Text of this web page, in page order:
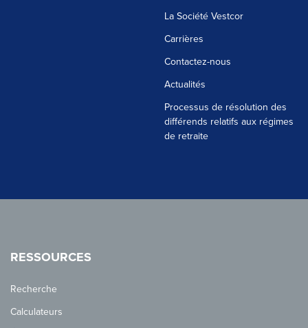
La Société Vestcor
Carrières
Contactez-nous
Actualités
Processus de résolution des
différends relatifs aux régimes
de retraite
RESSOURCES
Recherche
Calculateurs